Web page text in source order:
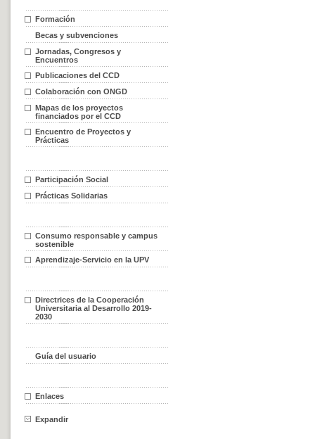
Formación
Becas y subvenciones
Jornadas, Congresos y
Encuentros
Publicaciones del CCD
Colaboración con ONGD
Mapas de los proyectos
financiados por el CCD
Encuentro de Proyectos y
Prácticas
Participación Social
Prácticas Solidarias
Consumo responsable y campus
sostenible
Aprendizaje-Servicio en la UPV
Directrices de la Cooperación
Universitaria al Desarrollo 2019-
2030
Guía del usuario
Enlaces
Expandir